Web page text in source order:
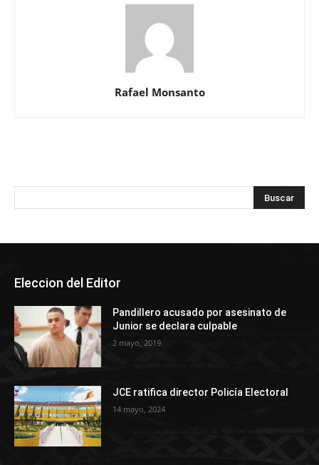
Rafael Monsanto
Eleccion del Editor
Pandillero acusado por asesinato de
Junior se declara culpable
2 mayo, 2019
JCE ratifica director Policía Electoral
14 mayo, 2024